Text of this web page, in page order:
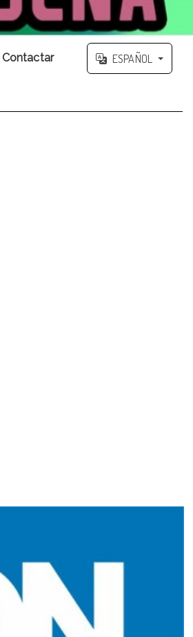
Contactar ESPAÑOL